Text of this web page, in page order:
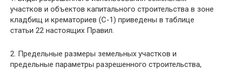
участков и объектов капитального строительства в зоне
кладбищ и крематориев (С-1) приведены в таблице
статьи 22 настоящих Правил.
2. Предельные размеры земельных участков и
предельные параметры разрешенного строительства,